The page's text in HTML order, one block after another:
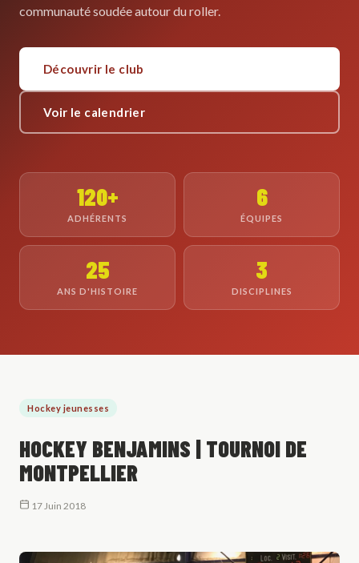
communauté soudée autour du roller.
Découvrir le club
Voir le calendrier
120+
ADHÉRENTS
6
ÉQUIPES
25
ANS D'HISTOIRE
3
DISCIPLINES
Hockey jeunesses
HOCKEY BENJAMINS | TOURNOI DE
MONTPELLIER
17 Juin 2018